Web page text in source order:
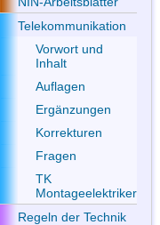
Telekommunikation
Vorwort und
Inhalt
Auflagen
Ergänzungen
Korrekturen
Fragen
TK
Montageelektriker
Regeln der Technik